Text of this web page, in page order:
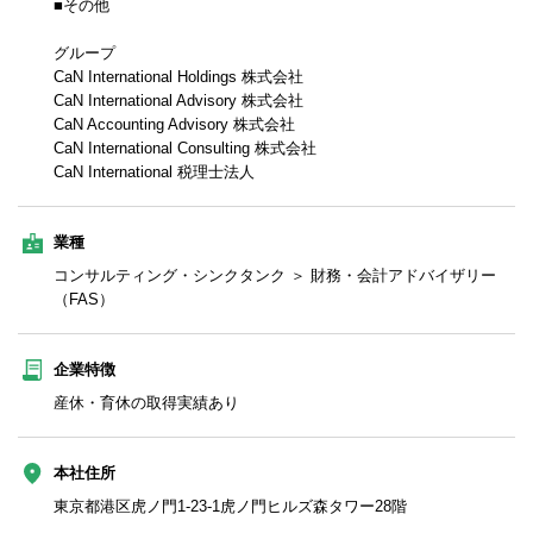
■その他
グループ
CaN International Holdings 株式会社
CaN International Advisory 株式会社
CaN Accounting Advisory 株式会社
CaN International Consulting 株式会社
CaN International 税理士法人
業種
コンサルティング・シンクタンク ＞ 財務・会計アドバイザリー
（FAS）
企業特徴
産休・育休の取得実績あり
本社住所
東京都港区虎ノ門1-23-1虎ノ門ヒルズ森タワー28階